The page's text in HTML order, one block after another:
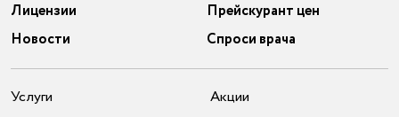
Лицензии
Прейскурант цен
Новости
Спроси врача
Услуги
Акции